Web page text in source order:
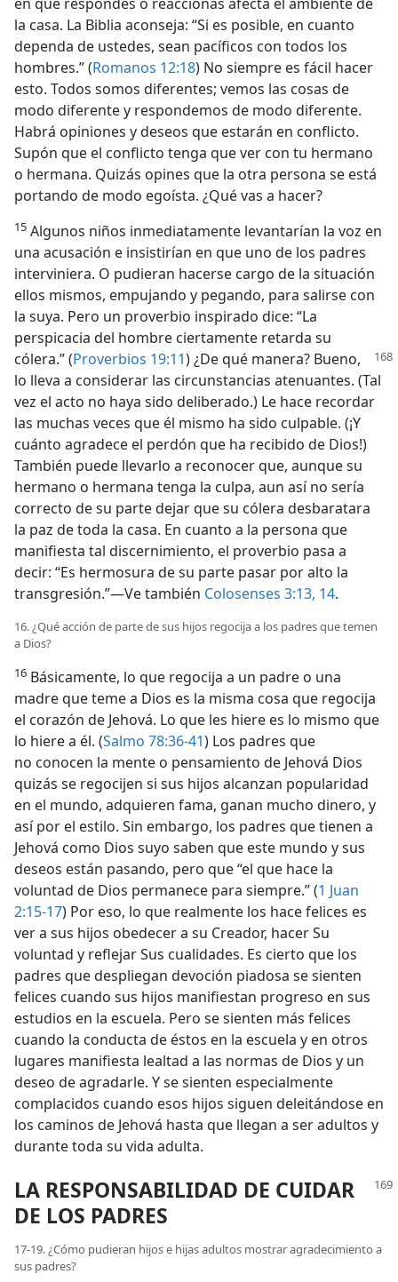
la casa. La Biblia aconseja: “Si es posible, en cuanto
dependa de ustedes, sean pacíficos con todos los
hombres.” (Romanos 12:18) No siempre es fácil hacer
esto. Todos somos diferentes; vemos las cosas de
modo diferente y respondemos de modo diferente.
Habrá opiniones y deseos que estarán en conflicto.
Supón que el conflicto tenga que ver con tu hermano
o hermana. Quizás opines que la otra persona se está
portando de modo egoísta. ¿Qué vas a hacer?
15 Algunos niños inmediatamente levantarían la voz en
una acusación e insistirían en que uno de los padres
interviniera. O pudieran hacerse cargo de la situación
ellos mismos, empujando y pegando, para salirse con
la suya. Pero un proverbio inspirado dice: “La
perspicacia del hombre ciertamente retarda su
cólera.” (Proverbios 19:11) ¿Dequé manera? Bueno,
lo lleva a considerar las circunstancias atenuantes. (Tal
vez el acto no haya sido deliberado.) Le hace recordar
las muchas veces que él mismo ha sido culpable. (¡Y
cuánto agradece el perdón que ha recibido de Dios!)
También puede llevarlo a reconocer que, aunque su
hermano o hermana tenga la culpa, aun así no sería
correcto de su parte dejar que su cólera desbaratara
la paz de toda la casa. En cuanto a la persona que
manifiesta tal discernimiento, el proverbio pasa a
decir: “Es hermosura de su parte pasar por alto la
transgresión.”—Ve también Colosenses 3:13, 14.
16. ¿Qué acción de parte de sus hijos regocija a los padres que temen
a Dios?
16 Básicamente, lo que regocija a un padre o una
madre que teme a Dios es la misma cosa que regocija
el corazón de Jehová. Lo que les hiere es lo mismo que
lo hiere a él. (Salmo 78:36-41) Los padres que
no conocen la mente o pensamiento de Jehová Dios
quizás se regocijen si sus hijos alcanzan popularidad
en el mundo, adquieren fama, ganan mucho dinero, y
así por el estilo. Sin embargo, los padres que tienen a
Jehová como Dios suyo saben que este mundo y sus
deseos están pasando, pero que “el que hace la
voluntad de Dios permanece para siempre.” (1 Juan
2:15-17) Por eso, lo que realmente los hace felices es
ver a sus hijos obedecer a su Creador, hacer Su
voluntad y reflejar Sus cualidades. Es cierto que los
padres que despliegan devoción piadosa se sienten
felices cuando sus hijos manifiestan progreso en sus
estudios en la escuela. Pero se sienten más felices
cuando la conducta de éstos en la escuela y en otros
lugares manifiesta lealtad a las normas de Dios y un
deseo de agradarle. Y se sienten especialmente
complacidos cuando esos hijos siguen deleitándose en
los caminos de Jehová hasta que llegan a ser adultos y
durante toda su vida adulta.
LA RESPONSABILIDAD DE CUIDAR
DE LOS PADRES
17-19. ¿Cómo pudieran hijos e hijas adultos mostrar agradecimiento a
sus padres?